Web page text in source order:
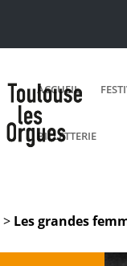
ACCUEIL
BILLETTERIE
> Les grandes